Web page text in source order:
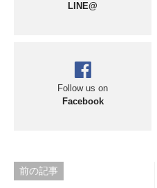
LINE@
Follow us on
Facebook
投
前の記事